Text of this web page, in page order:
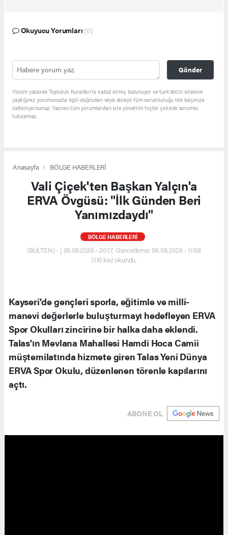
Okuyucu Yorumları (0)
Gönder
Yorum yazarak Topluluk Kuralları’nı kabul etmiş bulunuyor ve turk360.tr sitesine
yaptığınız yorumunuzla ilgili doğrudan veya dolaylı tüm sorumluluğu tek başınıza
üstleniyorsunuz. Yazılan tüm yorumlardan site yönetimi hiçbir şekilde sorumlu
tutulamaz.
Anasayfa BÖLGE HABERLERİ
Vali Çiçek'ten Başkan Yalçın'a
ERVA Övgüsü: "İlk Günden Beri
Yanımızdaydı"
BÖLGE HABERLERİ
(BÜLTEN) - | 05.08.2026 - 20:17, Güncelleme: 06.08.2026 - 11:58
1110 kez okundu.
Kayseri'de gençleri sporla, eğitimle ve milli-
manevi değerlerle buluşturmayı hedefleyen ERVA
Spor Okulları zincirine bir halka daha eklendi.
Talas'ın Mevlana Mahallesi Hamdi Hoca Camii
müştemilatında hizmete giren Talas Yeni Dünya
ERVA Spor Okulu, düzenlenen törenle kapılarını
açtı.
ABONE OL